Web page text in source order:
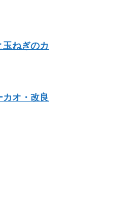
ねぎのカ
オ・改良